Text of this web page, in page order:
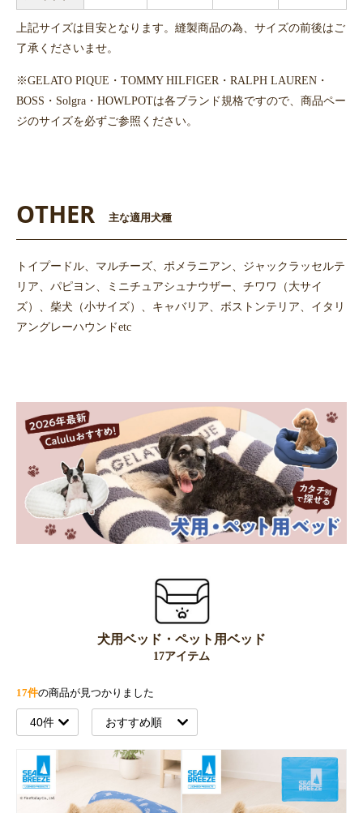
上記サイズは目安となります。縫製商品の為、サイズの前後はご
了承くださいませ。
※GELATO PIQUE・TOMMY HILFIGER・RALPH LAUREN・
BOSS・Solgra・HOWLPOTは各ブランド規格ですので、商品ペー
ジのサイズを必ずご参照ください。
OTHER 主な適用犬種
トイプードル、マルチーズ、ポメラニアン、ジャックラッセルテ
リア、パピヨン、ミニチュアシュナウザー、チワワ（大サイ
ズ）、柴犬（小サイズ）、キャバリア、ボストンテリア、イタリ
アングレーハウンドetc
犬用ベッド・ペット用ベッド
17アイテム
17件の商品が見つかりました